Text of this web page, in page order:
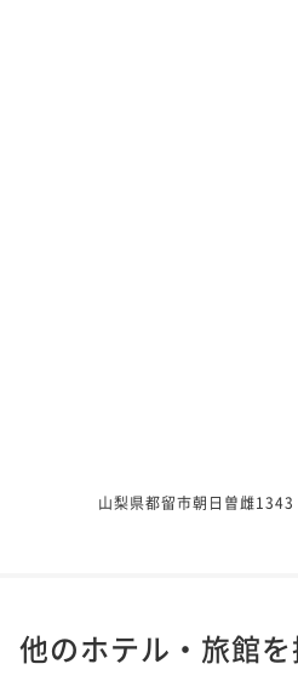
山梨県都留市朝日曽雌1343
他のホテル・旅館